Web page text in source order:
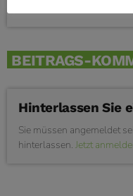
BEITRAGS-
Hinterlassen Sie
Sie müssen angemeldet
hinterlassen. Jetzt